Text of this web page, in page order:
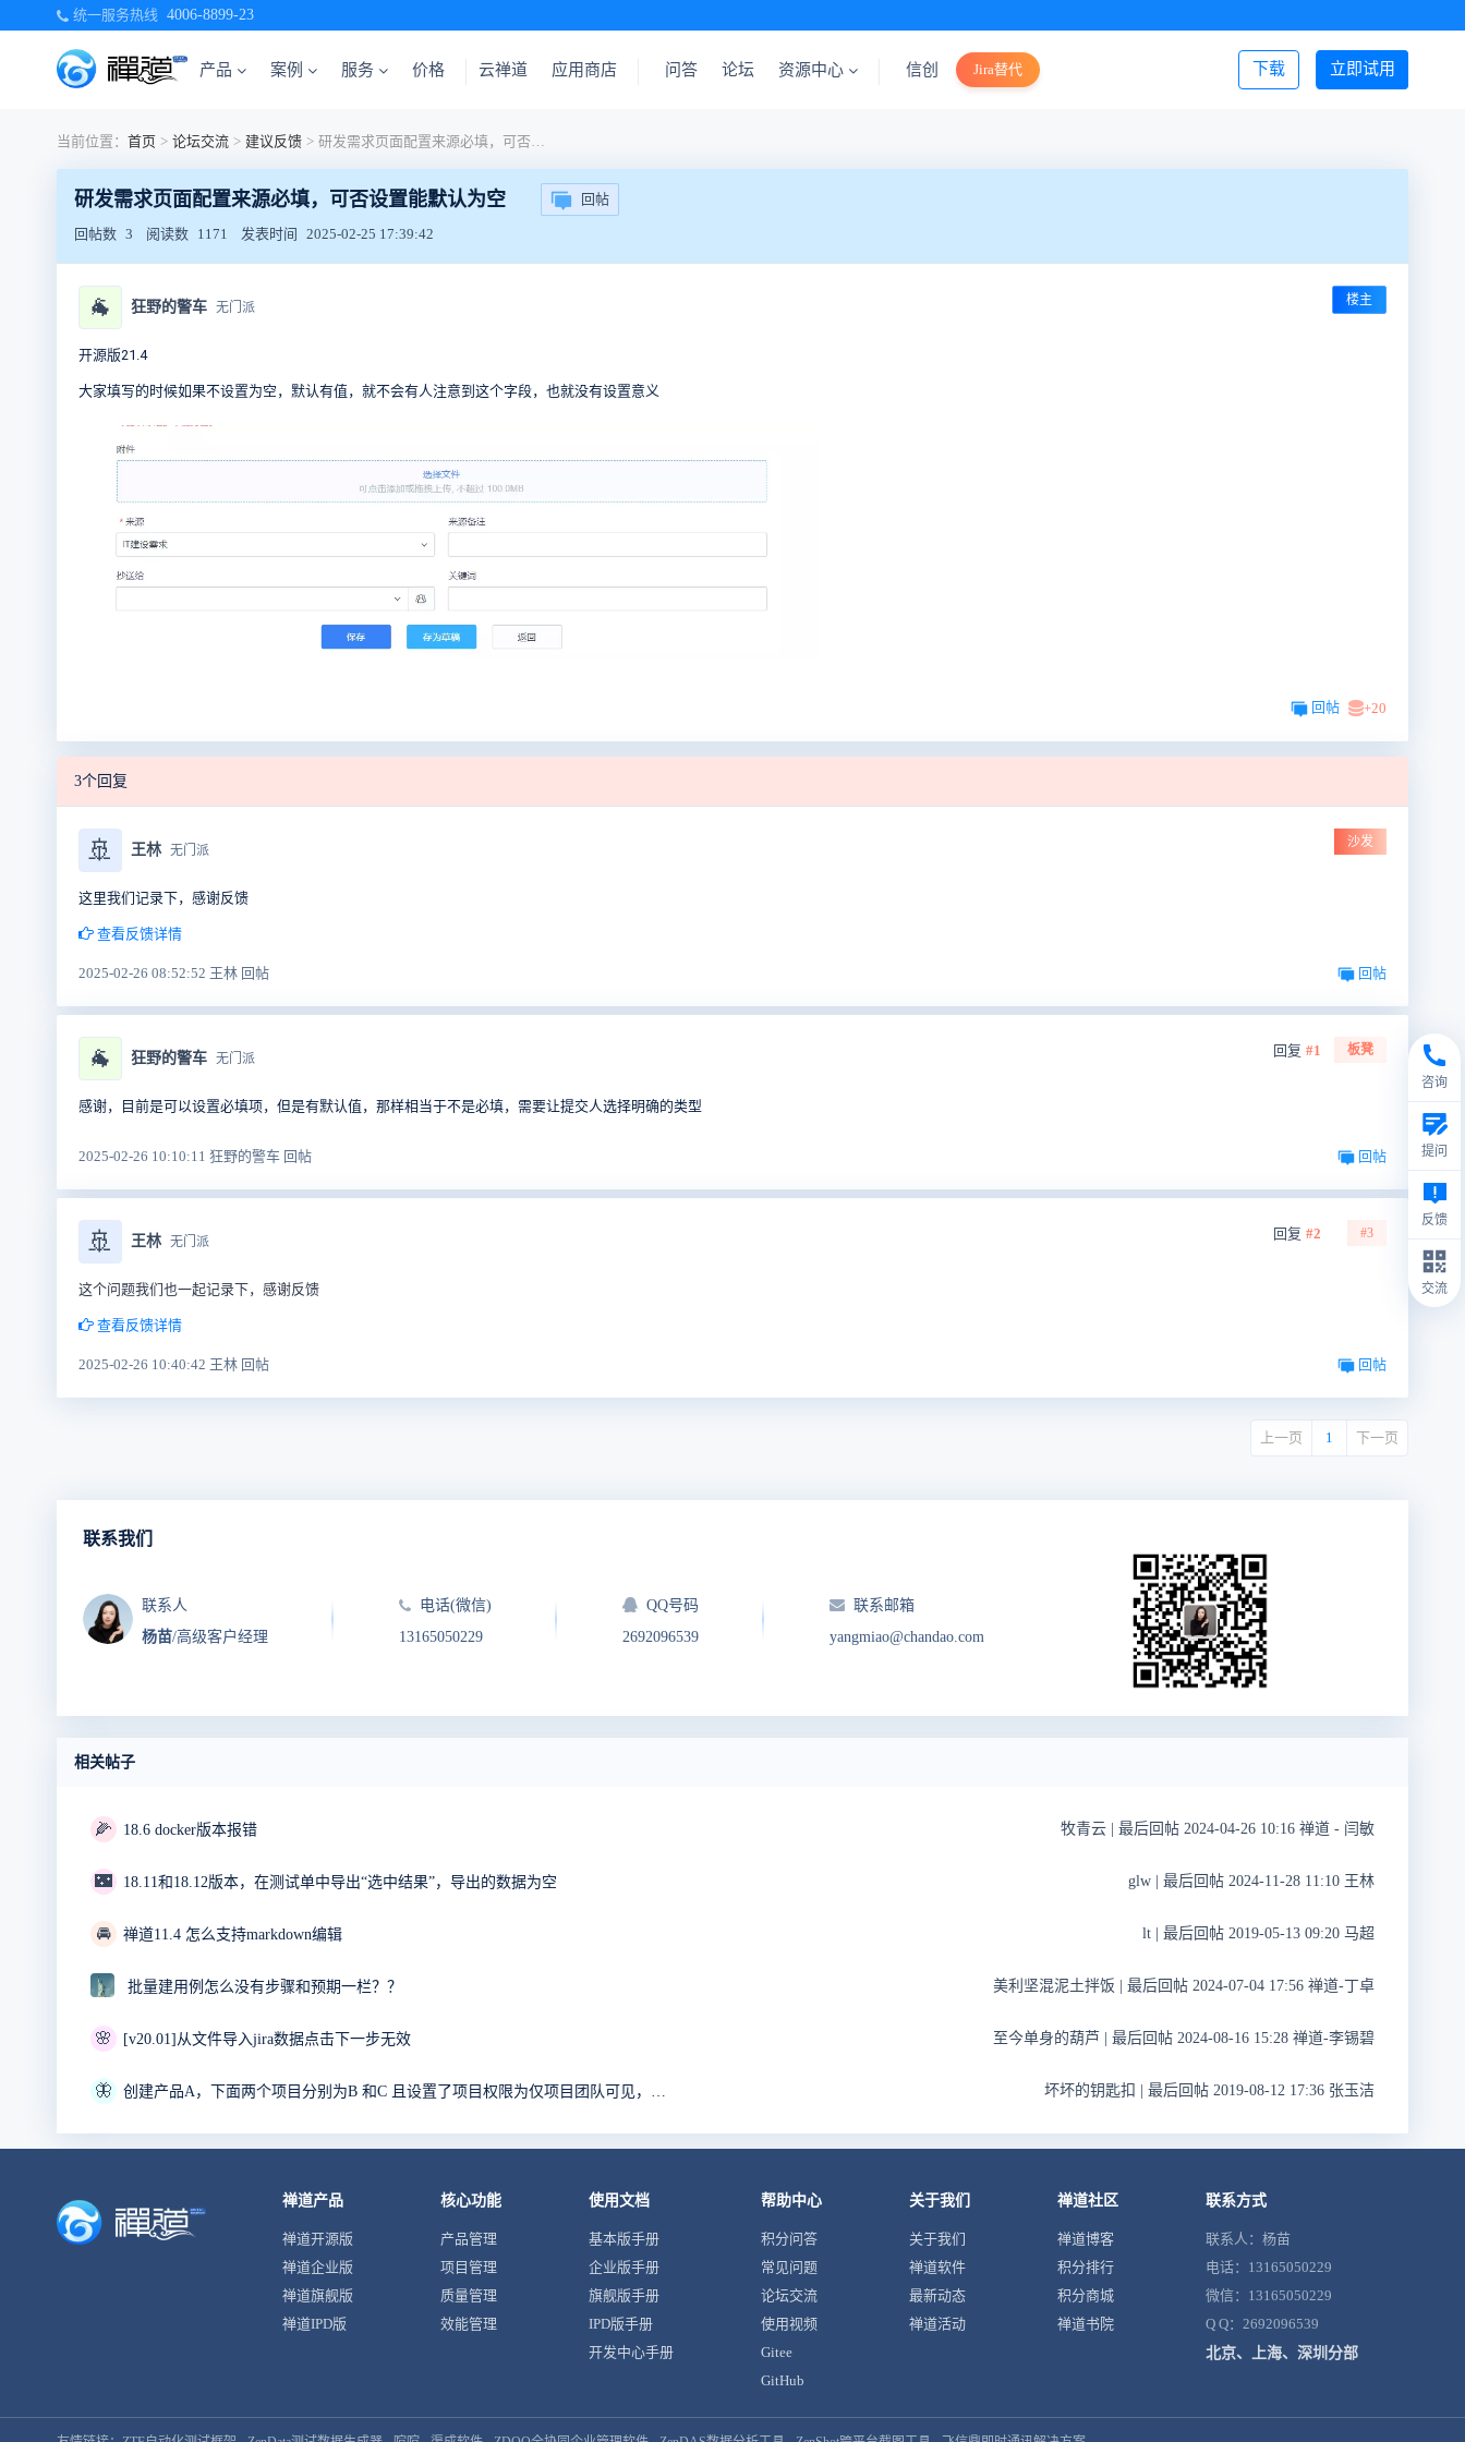
统一服务热线 4006-8899-23
产品 案例 服务 价格 立即试用
下载
云禅道 应用商店 问答 论坛 资源中心 信创 Jira替代 登录/注册
当前位置： 首页 > 论坛交流 > 建议反馈 > 研发需求页面配置来源必填，可否设置能默认为空
研发需求页面配置来源必填，可否设置能默认为空 回帖
回帖数 3 阅读数 1171 发表时间 2025-02-25 17:39:42
🐐 狂野的警车 无门派 楼主
开源版21.4
大家填写的时候如果不设置为空，默认有值，就不会有人注意到这个字段，也就没有设置意义
回帖 +20
3个回复
🚢 王林 无门派
沙发
这里我们记录下，感谢反馈
查看反馈详情
2025-02-26 08:52:52 王林 回帖 回帖
🐐 狂野的警车 无门派
板凳
回复 #1
感谢，目前是可以设置必填项，但是有默认值，那样相当于不是必填，需要让提交人选择明确的类型
2025-02-26 10:10:11 狂野的警车 回帖 回帖
🚢 王林 无门派
#3
回复 #2
这个问题我们也一起记录下，感谢反馈
查看反馈详情
2025-02-26 10:40:42 王林 回帖 回帖
上一页 1 下一页
联系我们
联系人
杨苗/高级客户经理
电话(微信)
13165050229
QQ号码
2692096539
联系邮箱
yangmiao@chandao.com
相关帖子
🌽 18.6 docker版本报错 牧青云 最后回帖 2024-04-26 10:16 禅道 - 闫敏
🌃 18.11和18.12版本，在测试单中导出“选中结果”，导出的数据为空 glw 最后回帖 2024-11-28 11:10 王林
🚘 禅道11.4 怎么支持markdown编辑 lt 最后回帖 2019-05-13 09:20 马超
批量建用例怎么没有步骤和预期一栏？？ 美利坚混泥土拌饭 最后回帖 2024-07-04 17:56 禅道-丁卓
🌸 [v20.01]从文件导入jira数据点击下一步无效 至今单身的葫芦 最后回帖 2024-08-16 15:28 禅道-李锡碧
🦋 坏坏的钥匙扣 最后回帖 2019-08-12 17:36 张玉洁
禅道产品
禅道开源版
禅道企业版
禅道旗舰版
禅道IPD版
核心功能
产品管理
项目管理
质量管理
效能管理
使用文档
基本版手册
企业版手册
旗舰版手册
IPD版手册
开发中心手册
帮助中心
积分问答
常见问题
论坛交流
使用视频
Gitee
GitHub
关于我们
关于我们
禅道软件
最新动态
禅道活动
禅道社区
禅道博客
积分排行
积分商城
禅道书院
联系方式
联系人：杨苗
电话：13165050229
微信：13165050229
Q Q：2692096539
北京、上海、深圳分部
咨询
提问
反馈
交流